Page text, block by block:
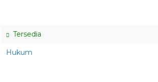
Tersedia
Hukum